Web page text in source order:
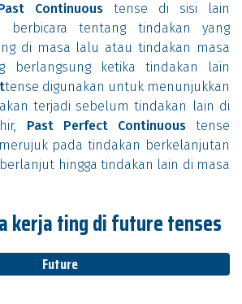
Continuous tense di sisi lain
berbicara tentang tindakan yang
di masa lalu atau tindakan masa
berlangsung ketika tindakan lain
tense digunakan untuk menunjukkan
terjadi sebelum tindakan lain di
Past Perfect Continuoustense
pada tindakan berkelanjutan
hingga tindakan lain di masa
kerja ting di future tenses
Future